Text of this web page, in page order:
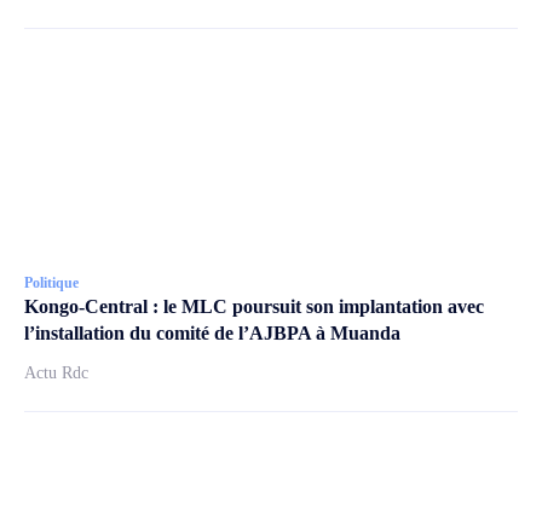
Politique
Kongo-Central : le MLC poursuit son implantation avec
l’installation du comité de l’AJBPA à Muanda
Actu Rdc